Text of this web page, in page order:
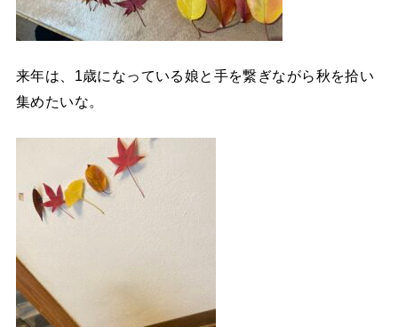
来年は、1歳になっている娘と手を繋ぎながら秋を拾い
集めたいな。